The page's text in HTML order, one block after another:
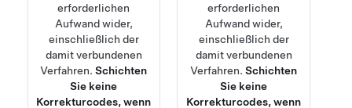
erforderlichen
Aufwand wider,
einschließlich der
damit verbundenen
Verfahren.Schichten
Sie keine
Korrekturcodes, wenn
erforderlichen
Aufwand wider,
einschließlich der
damit verbundenen
Verfahren.Schichten
Sie keine
Korrekturcodes, wenn